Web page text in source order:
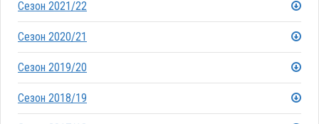
Сезон 2021/22
Сезон 2020/21
Сезон 2019/20
Сезон 2018/19